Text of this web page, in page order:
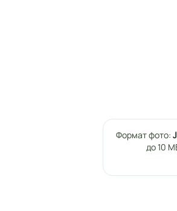
Формат фото:
до 10